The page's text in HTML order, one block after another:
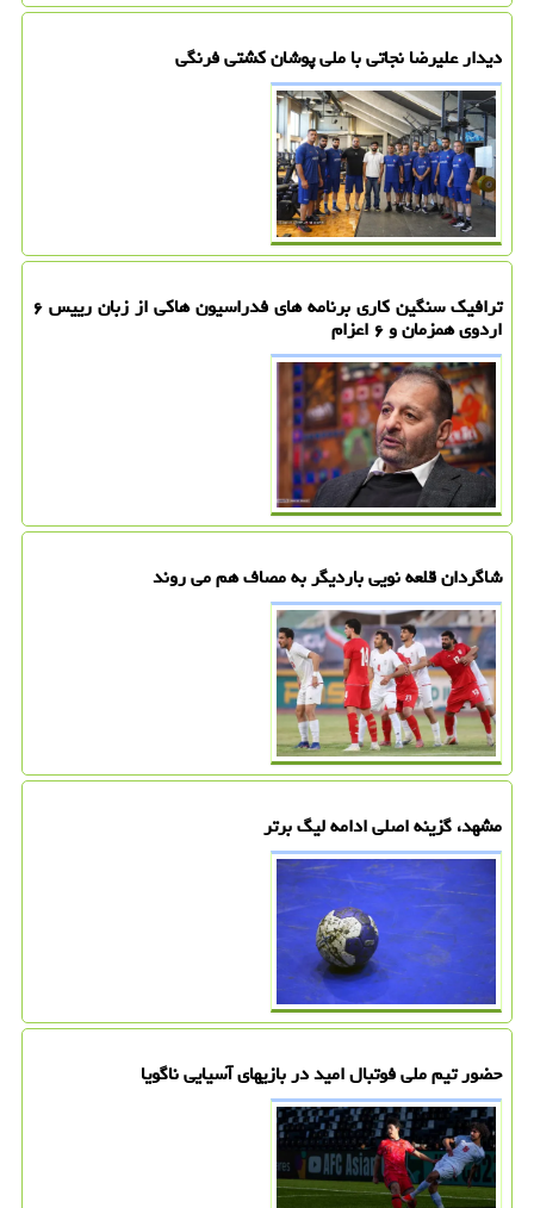
دیدار علیرضا نجاتی با ملی پوشان کشتی فرنگی
ترافیک سنگین کاری برنامه های فدراسیون هاکی از زبان رییس ۶
اردوی همزمان و ۶ اعزام
شاگردان قلعه نویی باردیگر به مصاف هم می روند
مشهد، گزینه اصلی ادامه لیگ برتر
حضور تیم ملی فوتبال امید در بازیهای آسیایی ناگویا